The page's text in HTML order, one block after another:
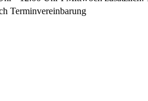
Terminvereinbarung